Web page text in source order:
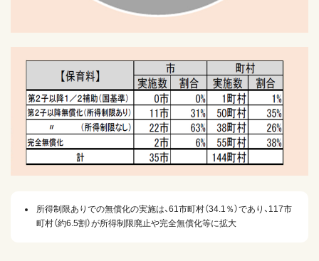
所得制限ありでの無償化の実施は、61市町村（34.1％）であり、117市
町村（約6.5割）が所得制限廃止や完全無償化等に拡大